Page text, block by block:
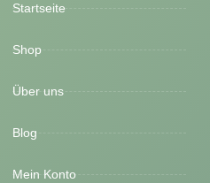
Startseite
Shop
Über uns
Blog
Mein Konto